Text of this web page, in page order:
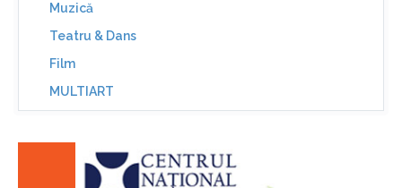
Muzică
Teatru & Dans
Film
MULTIART